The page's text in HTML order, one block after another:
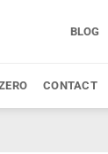
BLOG
CONTACT